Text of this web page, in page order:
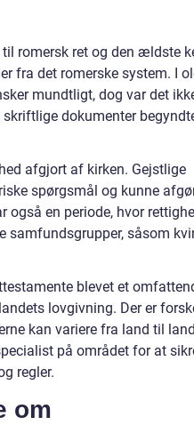
romersk ret og den ældste
fra det romerske system. I
mundtligt, dog var det
dokumenter
afgjort af kirken. Gejstlige
spørgsmål og kunne
også en periode, hvor
såsom
blevet et
lovgivning. Der er
kan variere fra land til
på området for at
regler.
om